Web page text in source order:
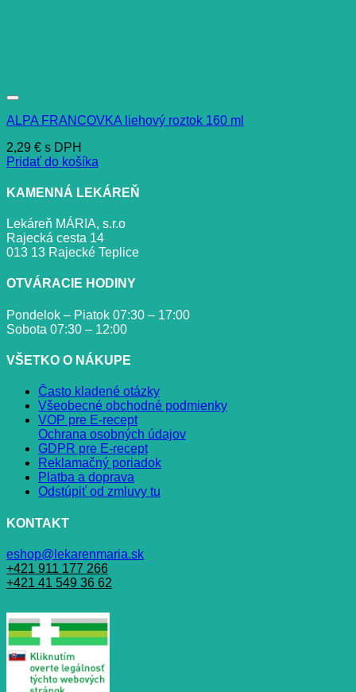
ALPA FRANCOVKA liehový roztok 160 ml
2,29 € s DPH
Pridať do košíka
KAMENNÁ LEKÁREŇ
Lekáreň MÁRIA, s.r.o
Rajecká cesta 14
013 13 Rajecké Teplice
OTVÁRACIE HODINY
Pondelok – Piatok 07:30 – 17:00
Sobota 07:30 – 12:00
VŠETKO O NÁKUPE
Často kladené otázky
Všeobecné obchodné podmienky
VOP pre E-recept
Ochrana osobných údajov
GDPR pre E-recept
Reklamačný poriadok
Platba a doprava
Odstúpiť od zmluvy tu
KONTAKT
eshop@lekarenmaria.sk
+421 911 177 266
+421 41 549 36 62